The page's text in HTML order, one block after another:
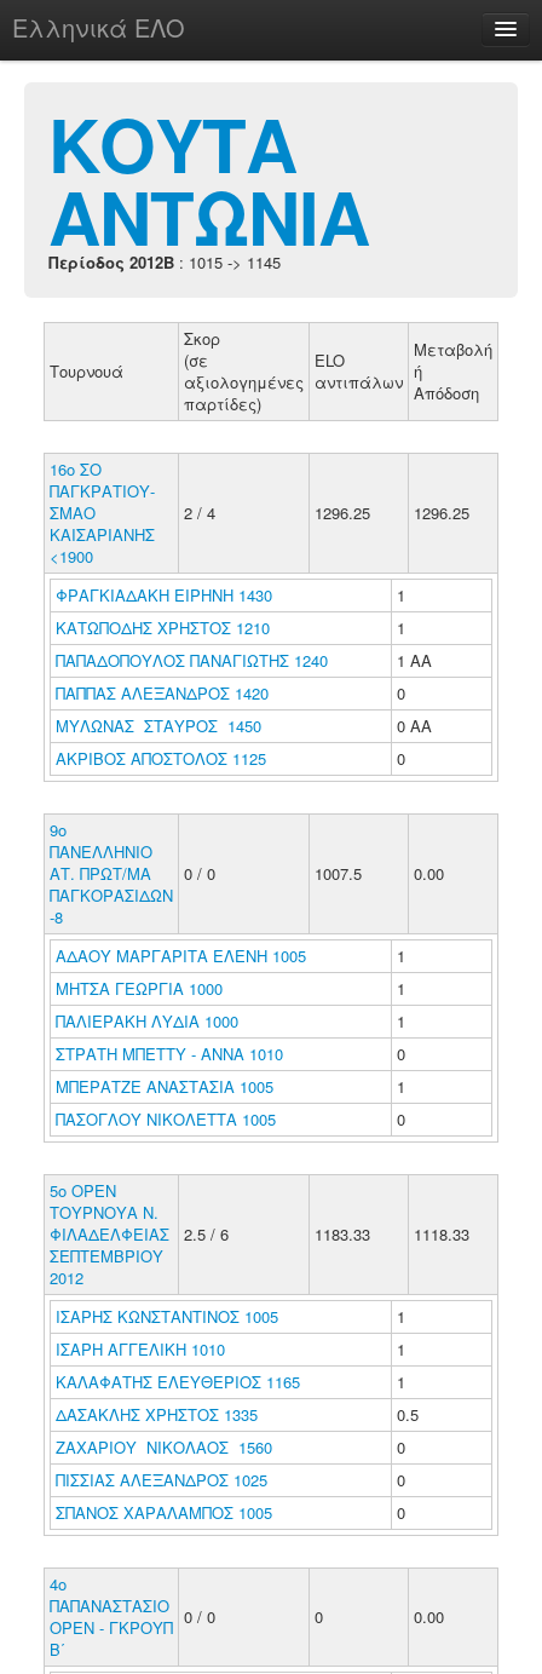
Ελληνικά ΕΛΟ
chesstu.be @ discord
Login
ΚΟΥΤΑ
ΑΝΤΩΝΙΑ
Περίοδος 2012B : 1015 -> 1145
Τουρνουά
Σκορ
(σε
αξιολογημένες
παρτίδες)
ELO
αντιπάλων
Μεταβολή
ή
Απόδοση
16ο ΣΟ
ΠΑΓΚΡΑΤΙΟΥ-
ΣΜΑΟ
ΚΑΙΣΑΡΙΑΝΗΣ
<1900
2 / 4 1296.25 1296.25
ΦΡΑΓΚΙΑΔΑΚΗ ΕΙΡΗΝΗ 1430
1
ΚΑΤΩΠΟΔΗΣ ΧΡΗΣΤΟΣ 1210
1
ΠΑΠΑΔΟΠΟΥΛΟΣ ΠΑΝΑΓΙΩΤΗΣ 1240
1 ΑΑ
ΠΑΠΠΑΣ ΑΛΕΞΑΝΔΡΟΣ 1420
0
ΜΥΛΩΝΑΣ ΣΤΑΥΡΟΣ 1450
0 ΑΑ
ΑΚΡΙΒΟΣ ΑΠΟΣΤΟΛΟΣ 1125
0
9ο
ΠΑΝΕΛΛΗΝΙΟ
ΑΤ. ΠΡΩΤ/ΜΑ
ΠΑΓΚΟΡΑΣΙΔΩΝ
-8
0 / 0 1007.5 0.00
ΑΔΑΟΥ ΜΑΡΓΑΡΙΤΑ ΕΛΕΝΗ 1005
1
ΜΗΤΣΑ ΓΕΩΡΓΙΑ 1000
1
ΠΑΛΙΕΡΑΚΗ ΛΥΔΙΑ 1000
1
ΣΤΡΑΤΗ ΜΠΕΤΤΥ - ΑΝΝΑ 1010
0
ΜΠΕΡΑΤΖΕ ΑΝΑΣΤΑΣΙΑ 1005
1
ΠΑΣΟΓΛΟΥ ΝΙΚΟΛΕΤΤΑ 1005
0
5o ΟΡΕΝ
ΤΟΥΡΝΟΥΑ Ν.
ΦΙΛΑΔΕΛΦΕΙΑΣ
ΣΕΠΤΕΜΒΡΙΟΥ
2012
2.5 / 6 1183.33 1118.33
ΙΣΑΡΗΣ ΚΩΝΣΤΑΝΤΙΝΟΣ 1005
1
ΙΣΑΡΗ ΑΓΓΕΛΙΚΗ 1010
1
ΚΑΛΑΦΑΤΗΣ ΕΛΕΥΘΕΡΙΟΣ 1165
1
ΔΑΣΑΚΛΗΣ ΧΡΗΣΤΟΣ 1335
0.5
ΖΑΧΑΡΙΟΥ ΝΙΚΟΛΑΟΣ 1560
0
ΠΙΣΣΙΑΣ ΑΛΕΞΑΝΔΡΟΣ 1025
0
ΣΠΑΝΟΣ ΧΑΡΑΛΑΜΠΟΣ 1005
0
4o
ΠΑΠΑΝΑΣΤΑΣΙΟ
ΟΡΕΝ - ΓΚΡΟΥΠ
B΄
0 / 0 0 0.00